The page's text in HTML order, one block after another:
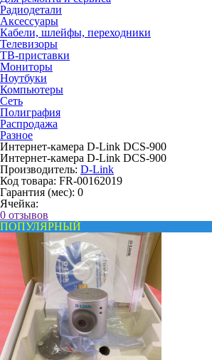
Радиодетали
Аксессуары
Кабели, шлейфы, переходники
Телевизоры
ТВ-приставки
Мониторы
Ноутбуки
Компьютеры
Сеть
Полиграфия
Распродажа
Разное
Интернет-камера D-Link DCS-900
Интернет-камера D-Link DCS-900
Производитель: D-Link
Код товара: FR-00162019
Гарантия (мес): 0
Ячейка:
0 отзывов
ПОПУЛЯРНЫЙ